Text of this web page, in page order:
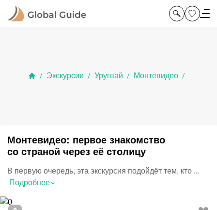
/ Экскурсии / Уругвай / Монтевидео /
Монтевидео: первое знакомство
со страной через её столицу
В первую очередь, эта экскурсия подойдёт тем, кто ...
Подробнее⌃